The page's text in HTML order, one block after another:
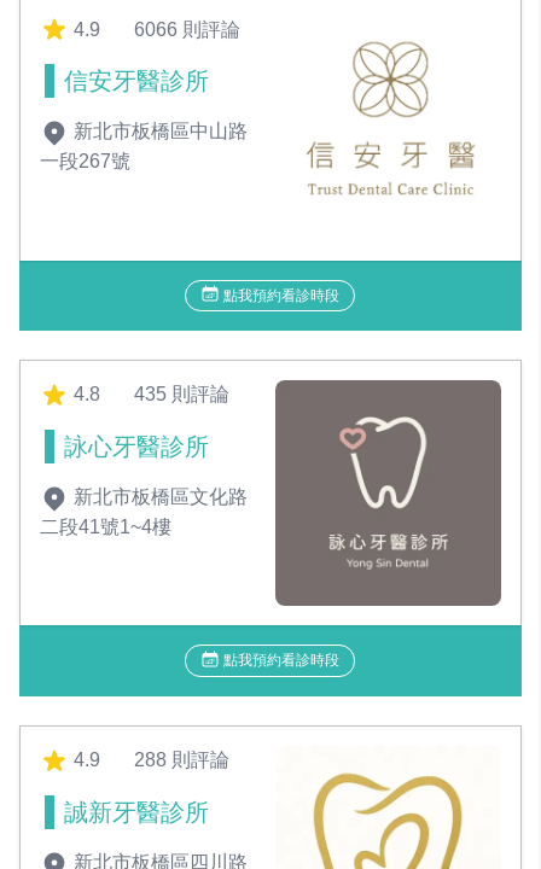
4.9 6066 則評論
信安牙醫診所
新北市板橋區中山路
一段267號
點我預約看診時段
4.8 435 則評論
詠心牙醫診所
新北市板橋區文化路
二段41號1~4樓
點我預約看診時段
4.9 288 則評論
誠新牙醫診所
新北市板橋區四川路